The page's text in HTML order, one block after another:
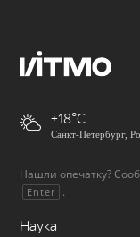
+18
Санкт-Петербург,
Нашли опечатку?
Enter .
Наука